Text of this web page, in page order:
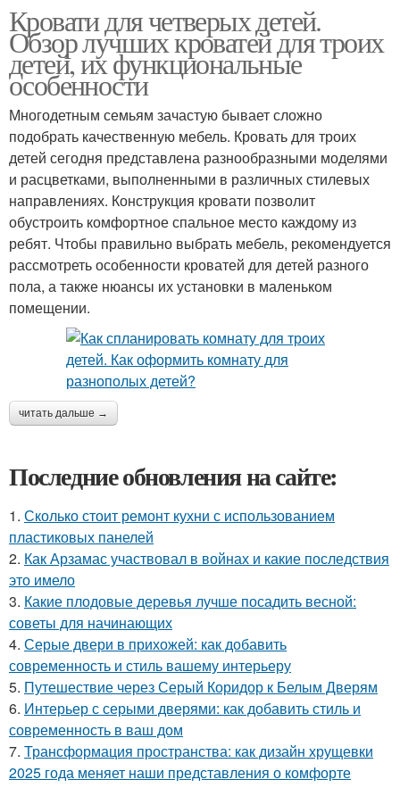
Кровати для четверых детей.
Обзор лучших кроватей для троих
детей, их функциональные
особенности
Многодетным семьям зачастую бывает сложно
подобрать качественную мебель. Кровать для троих
детей сегодня представлена разнообразными моделями
и расцветками, выполненными в различных стилевых
направлениях. Конструкция кровати позволит
обустроить комфортное спальное место каждому из
ребят. Чтобы правильно выбрать мебель, рекомендуется
рассмотреть особенности кроватей для детей разного
пола, а также нюансы их установки в маленьком
помещении.
читать дальше →
Последние обновления на сайте:
1. Сколько стоит ремонт кухни с использованием
пластиковых панелей
2. Как Арзамас участвовал в войнах и какие последствия
это имело
3. Какие плодовые деревья лучше посадить весной:
советы для начинающих
4. Серые двери в прихожей: как добавить
современность и стиль вашему интерьеру
5. Путешествие через Серый Коридор к Белым Дверям
6. Интерьер с серыми дверями: как добавить стиль и
современность в ваш дом
7. Трансформация пространства: как дизайн хрущевки
2025 года меняет наши представления о комфорте